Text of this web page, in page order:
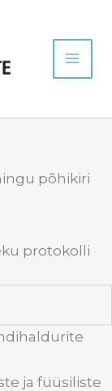
põhikiri
protokolli
ja füüsiliste